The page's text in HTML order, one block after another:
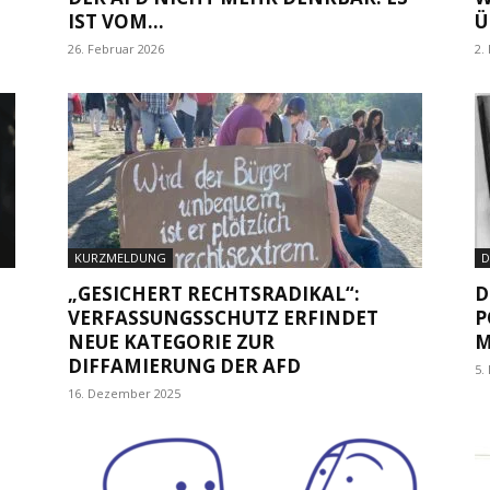
IST VOM...
26. Februar 2026 2.
KURZMELDUNG
„GESICHERT RECHTSRADIKAL“:
VERFASSUNGSSCHUTZ ERFINDET
NEUE KATEGORIE ZUR
DIFFAMIERUNG DER AFD
16. Dezember 2025
5.